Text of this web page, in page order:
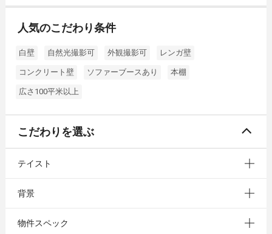
人気のこだわり条件
白壁 自然光撮影可 外観撮影可 レンガ壁
コンクリート壁 ソファーブースあり 本棚
広さ100平米以上
こだわりを選ぶ
テイスト
背景
物件スペック